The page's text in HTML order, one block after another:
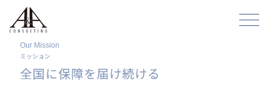
Our Mission
ミッション
全国に保障を届け続ける